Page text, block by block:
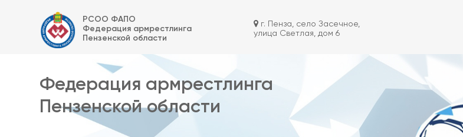
РСОО ФАПО
Федерация армрестлинга
Пензенской области
г. Пенза, село Засечное,
улица Светлая, дом 6
Федерация армрестлинга
Пензенской области